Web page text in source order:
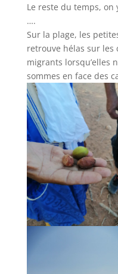
Le reste du temps,
….
Sur la plage, les
retrouve hélas sur les
migrants lorsqu’elles
sommes en face des